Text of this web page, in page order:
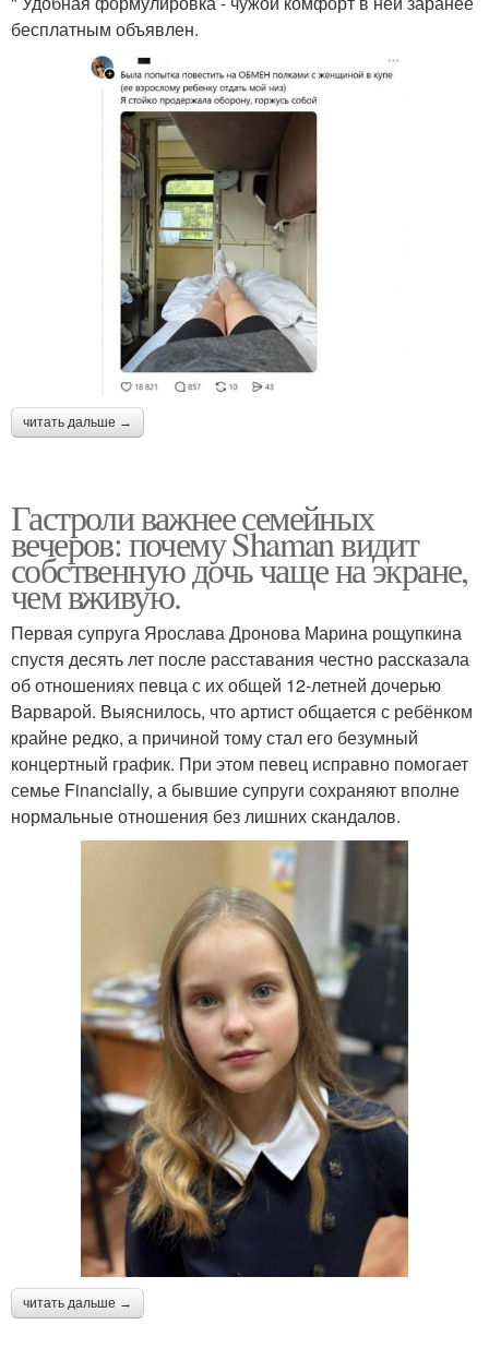
бесплатным объявлен.
читать дальше →
Гастроли важнее семейных
вечеров: почему Shaman видит
собственную дочь чаще на экране,
чем вживую.
Первая супруга Ярослава Дронова Марина рощупкина
спустя десять лет после расставания честно рассказала
об отношениях певца с их общей 12-летней дочерью
Варварой. Выяснилось, что артист общается с ребёнком
крайне редко, а причиной тому стал его безумный
концертный график. При этом певец исправно помогает
семье Financially, а бывшие супруги сохраняют вполне
нормальные отношения без лишних скандалов.
читать дальше →